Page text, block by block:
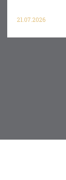
21.07.2026